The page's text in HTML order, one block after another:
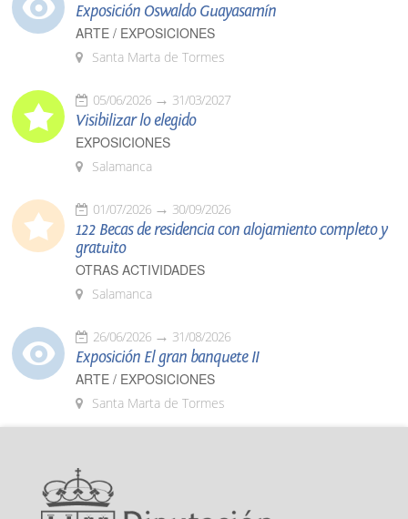
Exposición Oswaldo Guayasamín
ARTE / EXPOSICIONES
Santa Marta de Tormes
05/06/2026 31/03/2027
Visibilizar lo elegido
EXPOSICIONES
Salamanca
01/07/2026 30/09/2026
122 Becas de residencia con alojamiento completo y
gratuito
OTRAS ACTIVIDADES
Salamanca
26/06/2026 31/08/2026
Exposición El gran banquete II
ARTE / EXPOSICIONES
Santa Marta de Tormes